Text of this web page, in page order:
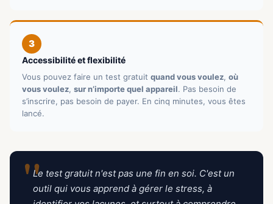
3
Accessibilité et flexibilité
Vous pouvez faire un test gratuit quand vous voulez, où
vous voulez, sur n’importe quel appareil. Pas besoin de
s’inscrire, pas besoin de payer. En cinq minutes, vous êtes
lancé.
"Le test gratuit n'est pas une fin en soi. C'est un
outil qui vous apprend à gérer le stress, à